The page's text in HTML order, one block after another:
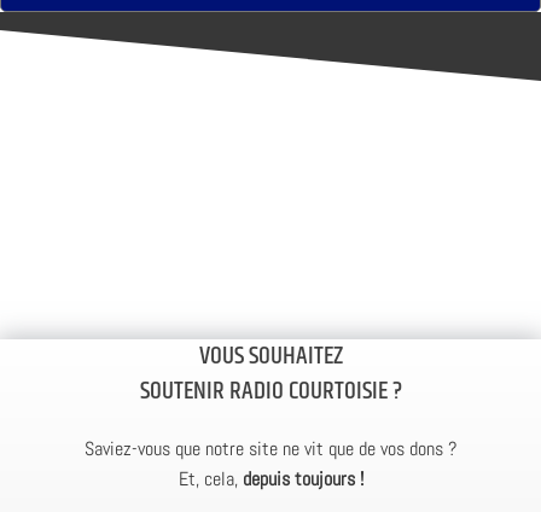
VOUS SOUHAITEZ
SOUTENIR RADIO COURTOISIE ?
Saviez-vous que notre site ne vit que de vos dons ?
Et, cela, depuis toujours !